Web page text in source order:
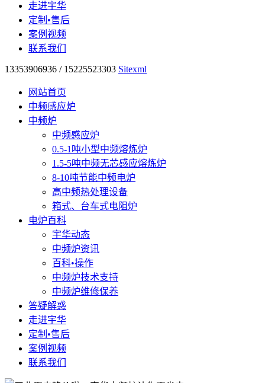
走进宇华
定制•售后
案例视频
联系我们
13353906936 / 15225523303 Sitexml
网站首页
中频感应炉
中频炉
中频感应炉
0.5-1吨小型中频熔炼炉
1.5-5吨中频无芯感应熔炼炉
8-10吨节能中频电炉
高中频热处理设备
箱式、台车式电阻炉
电炉百科
宇华动态
中频炉资讯
百科•操作
中频炉技术支持
中频炉维修保养
答疑解惑
走进宇华
定制•售后
案例视频
联系我们